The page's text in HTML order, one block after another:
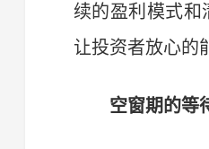
续的盈利模式
让投资者放心的
空窗期的等